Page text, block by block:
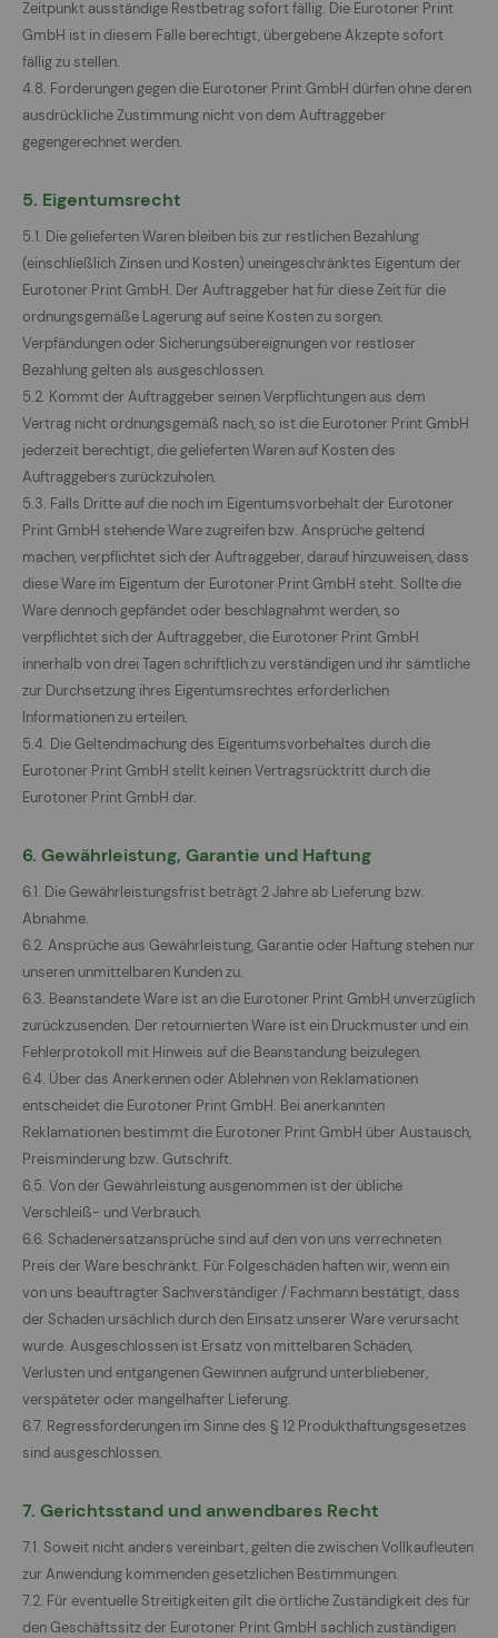
Zeitpunkt ausständige Restbetrag sofort fällig. Die Eurotoner Print
GmbH ist in diesem Falle berechtigt, übergebene Akzepte sofort
fällig zu stellen.
4.8. Forderungen gegen die Eurotoner Print GmbH dürfen ohne deren
ausdrückliche Zustimmung nicht von dem Auftraggeber
gegengerechnet werden.
5. Eigentumsrecht
5.1. Die gelieferten Waren bleiben bis zur restlichen Bezahlung
(einschließlich Zinsen und Kosten) uneingeschränktes Eigentum der
Eurotoner Print GmbH. Der Auftraggeber hat für diese Zeit für die
ordnungsgemäße Lagerung auf seine Kosten zu sorgen.
Verpfändungen oder Sicherungsübereignungen vor restloser
Bezahlung gelten als ausgeschlossen.
5.2. Kommt der Auftraggeber seinen Verpflichtungen aus dem
Vertrag nicht ordnungsgemäß nach, so ist die Eurotoner Print GmbH
jederzeit berechtigt, die gelieferten Waren auf Kosten des
Auftraggebers zurückzuholen.
5.3. Falls Dritte auf die noch im Eigentumsvorbehalt der Eurotoner
Print GmbH stehende Ware zugreifen bzw. Ansprüche geltend
machen, verpflichtet sich der Auftraggeber, darauf hinzuweisen, dass
diese Ware im Eigentum der Eurotoner Print GmbH steht. Sollte die
Ware dennoch gepfändet oder beschlagnahmt werden, so
verpflichtet sich der Auftraggeber, die Eurotoner Print GmbH
innerhalb von drei Tagen schriftlich zu verständigen und ihr sämtliche
zur Durchsetzung ihres Eigentumsrechtes erforderlichen
Informationen zu erteilen.
5.4. Die Geltendmachung des Eigentumsvorbehaltes durch die
Eurotoner Print GmbH stellt keinen Vertragsrücktritt durch die
Eurotoner Print GmbH dar.
6. Gewährleistung, Garantie und Haftung
6.1. Die Gewährleistungsfrist beträgt 2 Jahre ab Lieferung bzw.
Abnahme.
6.2. Ansprüche aus Gewährleistung, Garantie oder Haftung stehen nur
unseren unmittelbaren Kunden zu.
6.3. Beanstandete Ware ist an die Eurotoner Print GmbH unverzüglich
zurückzusenden. Der retournierten Ware ist ein Druckmuster und ein
Fehlerprotokoll mit Hinweis auf die Beanstandung beizulegen.
6.4. Über das Anerkennen oder Ablehnen von Reklamationen
entscheidet die Eurotoner Print GmbH. Bei anerkannten
Reklamationen bestimmt die Eurotoner Print GmbH über Austausch,
Preisminderung bzw. Gutschrift.
6.5. Von der Gewährleistung ausgenommen ist der übliche
Verschleiß- und Verbrauch.
6.6. Schadenersatzansprüche sind auf den von uns verrechneten
Preis der Ware beschränkt. Für Folgeschäden haften wir, wenn ein
von uns beauftragter Sachverständiger / Fachmann bestätigt, dass
der Schaden ursächlich durch den Einsatz unserer Ware verursacht
wurde. Ausgeschlossen ist Ersatz von mittelbaren Schäden,
Verlusten und entgangenen Gewinnen aufgrund unterbliebener,
verspäteter oder mangelhafter Lieferung.
6.7. Regressforderungen im Sinne des § 12 Produkthaftungsgesetzes
sind ausgeschlossen.
7. Gerichtsstand und anwendbares Recht
7.1. Soweit nicht anders vereinbart, gelten die zwischen Vollkaufleuten
zur Anwendung kommenden gesetzlichen Bestimmungen.
7.2. Für eventuelle Streitigkeiten gilt die örtliche Zuständigkeit des für
den Geschäftssitz der Eurotoner Print GmbH sachlich zuständigen